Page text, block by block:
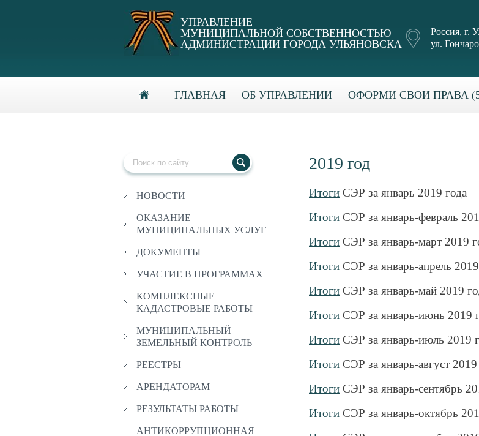
УПРАВЛЕНИЕ
МУНИЦИПАЛЬНОЙ СОБСТВЕННОСТЬЮ
АДМИНИСТРАЦИИ ГОРОДА УЛЬЯНОВСКА
Россия, г.
ул.
ГЛАВНАЯ ОБ УПРАВЛЕНИИ ОФОРМИ СВОИ ПРАВА
НОВОСТИ
ОКАЗАНИЕ
МУНИЦИПАЛЬНЫХ УСЛУГ
ДОКУМЕНТЫ
УЧАСТИЕ В ПРОГРАММАХ
КОМПЛЕКСНЫЕ
КАДАСТРОВЫЕ РАБОТЫ
МУНИЦИПАЛЬНЫЙ
ЗЕМЕЛЬНЫЙ КОНТРОЛЬ
РЕЕСТРЫ
АРЕНДАТОРАМ
РЕЗУЛЬТАТЫ РАБОТЫ
АНТИКОРРУПЦИОННАЯ
2019 год
Итоги СЭР за январь 2019 года
Итоги СЭР за январь-февраль
Итоги СЭР за январь-март 2019
Итоги СЭР за январь-апрель
Итоги СЭР за январь-май 2019
Итоги СЭР за январь-июнь 2019
Итоги СЭР за январь-июль 2019
Итоги СЭР за январь-август 2019
Итоги СЭР за январь-сентябрь
Итоги СЭР за январь-октябрь